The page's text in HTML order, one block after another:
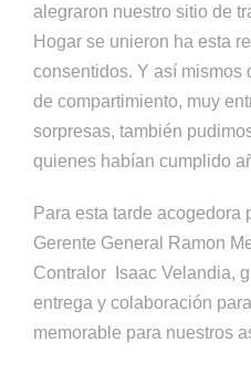
alegraron nuestro sitio de
Hogar se unieron ha esta
consentidos. Y así mismos
de compartimiento, muy
sorpresas, también
quienes habían cumplido
Para esta tarde acogedora
Gerente General Ramon
Contralor Isaac Velandia,
entrega y colaboración
memorable para nuestros